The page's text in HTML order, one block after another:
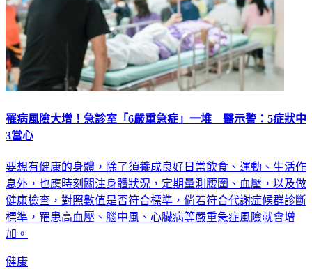
罹病風險大增！急診室「6嚴重急症」一堆 醫示警：5症狀中
3當心
要想有健康的身體，除了須養成良好日常飲食、運動、生活作
息外，也應時刻關注身體狀況，定期量測腰圍、血壓，以及做
健康檢查，對照數值是否符合標準，倘若符合代謝症候群診斷
標準，罹患高血壓、腦中風、心臟病等嚴重急症風險就會增
加。
健康